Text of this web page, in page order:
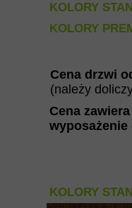
Cena
wyposażenie
Cena drzwi
(należy
KOLORY
KOLORY
KOLORY